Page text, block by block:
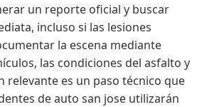
un reporte oficial y buscar
incluso si las lesiones
la escena mediante
las condiciones del asfalto y
relevante es un paso técnico que
de auto san jose utilizarán